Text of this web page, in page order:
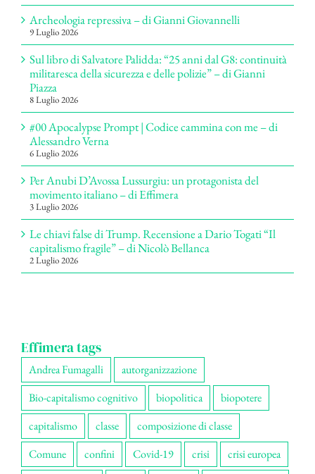
Archeologia repressiva – di Gianni Giovannelli
9 Luglio 2026
Sul libro di Salvatore Palidda: “25 anni dal G8: continuità
militaresca della sicurezza e delle polizie” – di Gianni
Piazza
8 Luglio 2026
#00 Apocalypse Prompt | Codice cammina con me – di
Alessandro Verna
6 Luglio 2026
Per Anubi D’Avossa Lussurgiu: un protagonista del
movimento italiano – di Effimera
3 Luglio 2026
Le chiavi false di Trump. Recensione a Dario Togati “Il
capitalismo fragile” – di Nicolò Bellanca
2 Luglio 2026
Effimera tags
Andrea Fumagalli
autorganizzazione
Bio-capitalismo cognitivo
biopolitica
biopotere
capitalismo
classe
composizione di classe
Comune
confini Covid-19 crisi
crisi europea